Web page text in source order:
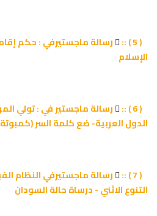
رسالة ماجستيرفي : حكم إقامة
الإسلام
رسالة ماجستير في : تولي
الدول العربية- ضع كلمة السر (كمبوتة)
رسالة ماجستيرفي النظام
التنوع الاثني - درساة حالة السودان